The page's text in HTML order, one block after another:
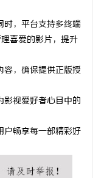
时，平台支持多终端
喜爱的影片，提升
容，确保提供正版授
影视爱好者心目中的
户畅享每一部精彩好